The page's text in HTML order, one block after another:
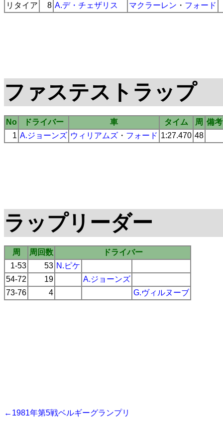
リタイア
8 A.デ・チェザリス マクラーレン ・ フォード
ファステストラップ
No ドライバー 車 タイム 周 備考
1 A.ジョーンズ ウィリアムズ ・ フォード 1:27.470 48
ラップリーダー
周 周回数
ドライバー
1-53
53 N.ピケ
54-72
19
A.ジョーンズ
73-76
4 G.ヴィルヌーブ
←1981年第5戦ベルギーグランプリ